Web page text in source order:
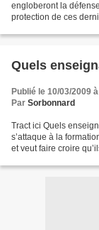
engloberont la
protection de ces
Quels
Publié le 10/03/2009
Par Sorbonnard
Tract ici Quels
s’attaque à la
et veut faire croire